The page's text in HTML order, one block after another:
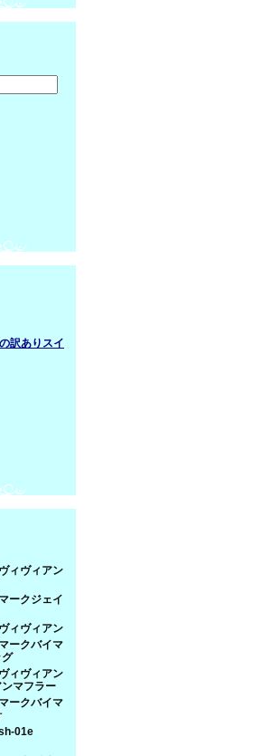
訳ありスイ
ィヴィアン
ークジェイ
ィヴィアン
ークバイマ
グ
ィヴィアン
マフラー
ークバイマ
01e